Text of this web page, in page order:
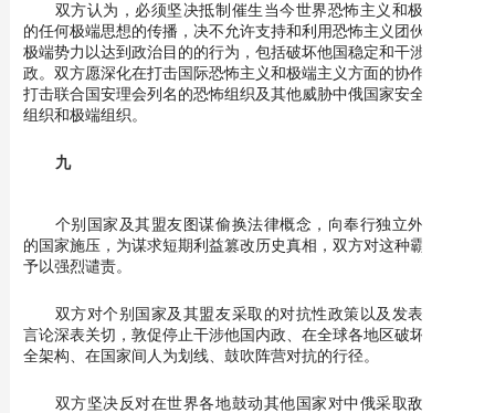
双方认为，必须坚决抵制催生当今世界恐怖主义和极端主义
的任何极端思想的传播，决不允许支持和利用恐怖主义团伙和其他
极端势力以达到政治目的的行为，包括破坏他国稳定和干涉他国内
政。双方愿深化在打击国际恐怖主义和极端主义方面的协作，联合
打击联合国安理会列名的恐怖组织及其他威胁中俄国家安全的恐怖
组织和极端组织。
九
个别国家及其盟友图谋偷换法律概念，向奉行独立外交政策
的国家施压，为谋求短期利益篡改历史真相，双方对这种霸权行径
予以强烈谴责。
双方对个别国家及其盟友采取的对抗性政策以及发表的相关
言论深表关切，敦促停止干涉他国内政、在全球各地区破坏现有安
全架构、在国家间人为划线、鼓吹阵营对抗的行径。
双方坚决反对在世界各地鼓动其他国家对中俄采取敌对立场